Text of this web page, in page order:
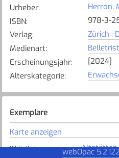
Urheber: Herron,
ISBN:
978-3-
Verlag:
Zürich :
Medienart:
Erscheinungsjahr:
[2024]
Alterskategorie:
Exemplare
Karte anzeigen
Bibliothek: Altstätten
webOpac